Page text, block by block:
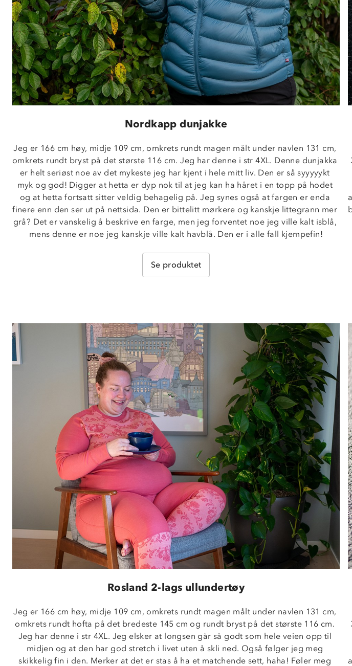
Nordkapp dunjakke
Jeg er 166 cm høy, midje 109 cm, omkrets rundt magen målt under navlen 131 cm,
omkrets rundt bryst på det største 116 cm. Jeg har denne i str 4XL. Denne dunjakka
er helt seriøst noe av det mykeste jeg har kjent i hele mitt liv. Den er så syyyyykt
myk og god! Digger at hetta er dyp nok til at jeg kan ha håret i en topp på hodet
og at hetta fortsatt sitter veldig behagelig på. Jeg synes også at fargen er enda
finere enn den ser ut på nettsida. Den er bittelitt mørkere og kanskje littegrann mer
grå? Det er vanskelig å beskrive en farge, men jeg forventet noe jeg ville kalt isblå,
mens denne er noe jeg kanskje ville kalt havblå. Den er i alle fall kjempefin!
Se produktet
Rosland 2-lags ullundertøy
Jeg er 166 cm høy, midje 109 cm, omkrets rundt magen målt under navlen 131 cm,
omkrets rundt hofta på det bredeste 145 cm og rundt bryst på det største 116 cm.
Jeg har denne i str 4XL. Jeg elsker at longsen går så godt som hele veien opp til
midjen og at den har god stretch i livet uten å skli ned. Også følger jeg meg
skikkelig fin i den. Merker at det er stas å ha et matchende sett, haha! Føler meg